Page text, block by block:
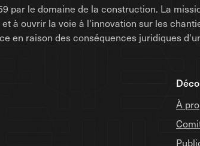
par le domaine de la construction. La
à ouvrir la voie à l'innovation sur les
en raison des conséquences juridiques
À